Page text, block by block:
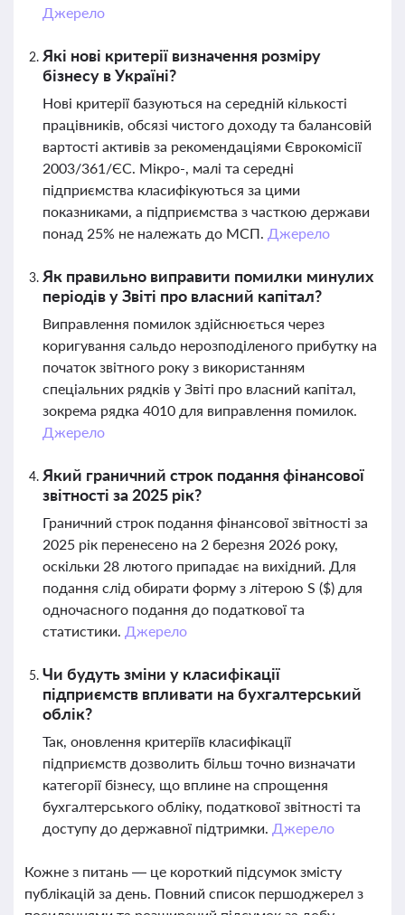
Джерело
Які нові критерії визначення розміру
бізнесу в Україні?
Нові критерії базуються на середній кількості
працівників, обсязі чистого доходу та балансовій
вартості активів за рекомендаціями Єврокомісії
2003/361/ЄС. Мікро-, малі та середні
підприємства класифікуються за цими
показниками, а підприємства з часткою держави
понад 25% не належать до МСП. Джерело
Як правильно виправити помилки минулих
періодів у Звіті про власний капітал?
Виправлення помилок здійснюється через
коригування сальдо нерозподіленого прибутку на
початок звітного року з використанням
спеціальних рядків у Звіті про власний капітал,
зокрема рядка 4010 для виправлення помилок.
Джерело
Який граничний строк подання фінансової
звітності за 2025 рік?
Граничний строк подання фінансової звітності за
2025 рік перенесено на 2 березня 2026 року,
оскільки 28 лютого припадає на вихідний. Для
подання слід обирати форму з літерою S ($) для
одночасного подання до податкової та
статистики. Джерело
Чи будуть зміни у класифікації
підприємств впливати на бухгалтерський
облік?
Так, оновлення критеріїв класифікації
підприємств дозволить більш точно визначати
категорії бізнесу, що вплине на спрощення
бухгалтерського обліку, податкової звітності та
доступу до державної підтримки. Джерело
Кожне з питань — це короткий підсумок змісту
публікацій за день. Повний список першоджерел з